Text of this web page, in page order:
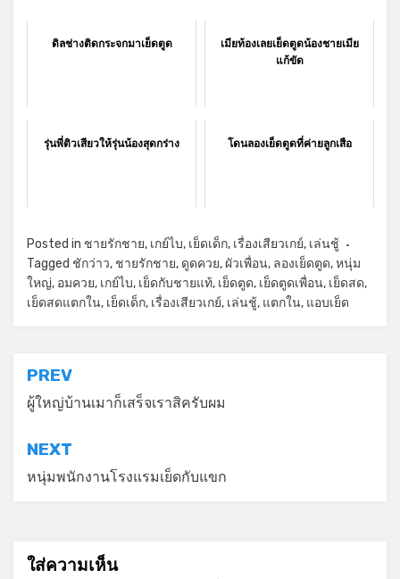
ดิลช่างติดกระจกมาเย็ดตูด
เมียท้องเลยเย็ดตูดน้องชายเมีย
แก้ขัด
รุ่นพี่ติวเสียวให้รุ่นน้องสุดกร่าง โดนลองเย็ดตูดที่ค่ายลูกเสือ
Posted in ชายรักชาย, เกย์ไบ, เย็ดเด็ก, เรื่องเสียวเกย์, เล่นชู้
Tagged ชักว่าว, ชายรักชาย, ดูดควย, ผัวเพื่อน, ลองเย็ดตูด,หนุ่ม
ใหญ่, อมควย, เกย์ไบ, เย็ดกับชายแท้, เย็ดตูด, เย็ดตูดเพื่อน, เย็ดสด,
เย็ดสดแตกใน, เย็ดเด็ก, เรื่องเสียวเกย์, เล่นชู้, แตกใน, แอบเย็ด
แนะแนว
เรื่อง
PREV
ผู้ใหญ่บ้านเมาก็เสร็จเราสิครับผม
NEXT
หนุ่มพนักงานโรงแรมเย็ดกับแขก
ใส่ความเห็น